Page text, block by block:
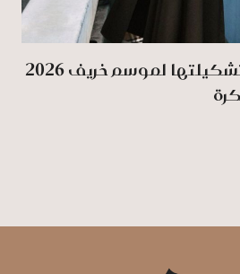
BURBERRY تقدم تشكيلتها لموسم خريف 2026